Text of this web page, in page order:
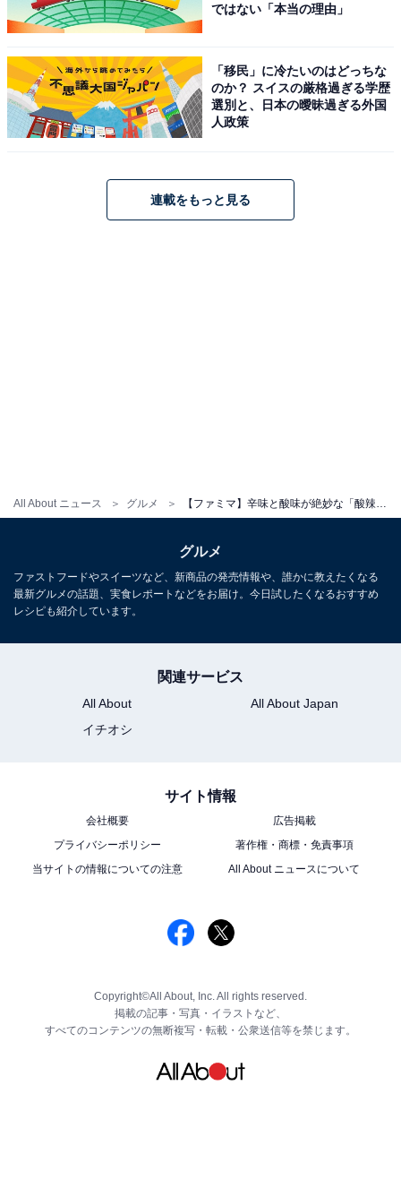
All About ニュース グルメ
天津飯（税込635円）
清湯ベースのあんにエビのトッピングが嬉しい天津飯。
乗り切ろう！ 全国の名店監修「うまい麺」4種
類とリニューアルした定番の冷し麺が続々登
ではない「本当の理由」
「移民」に冷たいのはどっちな
のか？ スイスの厳格過ぎる学歴
選別と、日本の曖昧過ぎる外国
人政策
連載をもっと見る
グルメ
ファストフードやスイーツなど、新商品の発売情報や、誰かに教えたくなる
最新グルメの話題、実食レポートなどをお届け。今日試したくなるおすすめ
レシピも紹介しています。
関連サービス
All About
All About Japan
イチオシ
サイト情報
会社概要
広告掲載
プライバシーポリシー
著作権・商標・免責事項
当サイトの情報についての注意
All About ニュースについて
Copyright©All About, Inc. All rights reserved.
掲載の記事・写真・イラストなど、
すべてのコンテンツの無断複写・転載・公衆送信等を禁じます。